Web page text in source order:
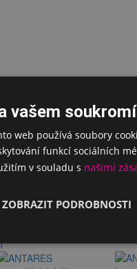
vašem
web používá soubory
funkcí sociálních
v souladu s našimi
ZOBRAZIT PODROBNOSTI